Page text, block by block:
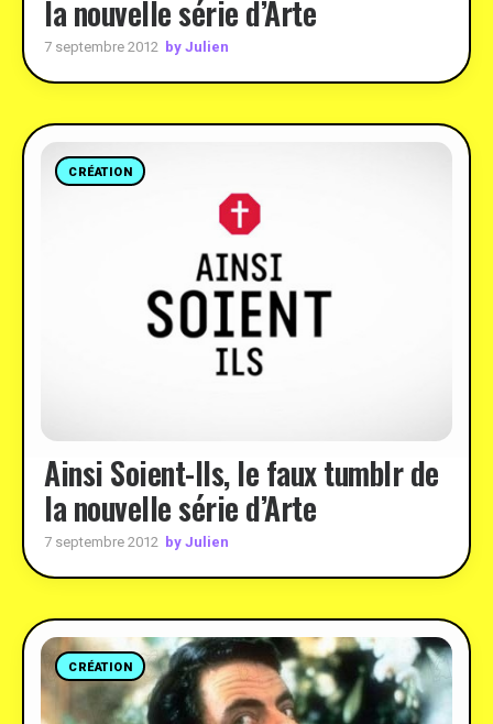
la nouvelle série d’Arte
7 septembre 2012 by Julien
CRÉATION
Ainsi Soient-Ils, le faux tumblr de
la nouvelle série d’Arte
7 septembre 2012 by Julien
CRÉATION